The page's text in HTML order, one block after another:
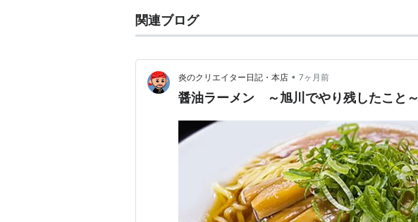
関連ブログ
炎のクリエイター日記・本店 • 7ヶ月前
醤油ラーメン ～旭川でやり残したこと～